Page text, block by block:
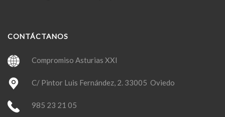
CONTÁCTANOS
Compromiso Asturias XXI
C/ Pintor Luis Fernández, 2. 33005 Oviedo
985 23 21 05